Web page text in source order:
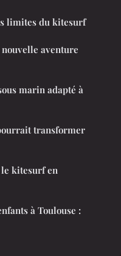
limites du kitesurf
aventure
marin adapté à
transformer
kitesurf en
à Toulouse :